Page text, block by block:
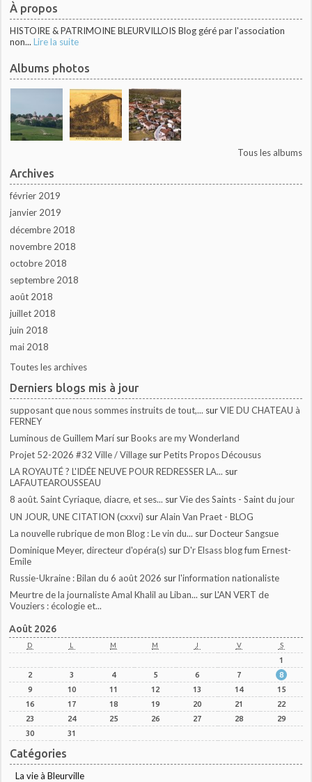
À propos
HISTOIRE & PATRIMOINE BLEURVILLOIS Blog géré par l'association
non... Lire la suite
Albums photos
Tous les albums
Archives
février 2019
janvier 2019
décembre 2018
novembre 2018
octobre 2018
septembre 2018
août 2018
juillet 2018
juin 2018
mai 2018
Toutes les archives
Derniers blogs mis à jour
supposant que nous sommes instruits de tout,... surVIE DU CHATEAU à
FERNEY
Luminous de Guillem Marí surBooks are my Wonderland
Projet 52-2026 #32 Ville / Village surPetits Propos Décousus
LA ROYAUTÉ ? L'IDÉE NEUVE POUR REDRESSER LA... sur
LAFAUTEAROUSSEAU
8 août. Saint Cyriaque, diacre, et ses... surVie des Saints - Saint du jour
UN JOUR, UNE CITATION (cxxvi) surAlain Van Praet - BLOG
La nouvelle rubrique de mon Blog : Le vin du... surDocteur Sangsue
Dominique Meyer, directeur d'opéra(s) surD'r Elsass blog fum Ernest-
Emile
Russie-Ukraine : Bilan du 6 août 2026 surl'information nationaliste
Meurtre de la journaliste Amal Khalil au Liban... surL'AN VERT de
Vouziers : écologie et...
Août 2026
D L M M J V S
1
2
3 4 5 6 7
8
9
10 11 12 13 14
15
16
17 18 19 20 21
22
23
24 25 26 27 28
29
30
31
Catégories
La vie à Bleurville